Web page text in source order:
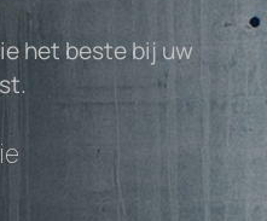
het beste bij uw